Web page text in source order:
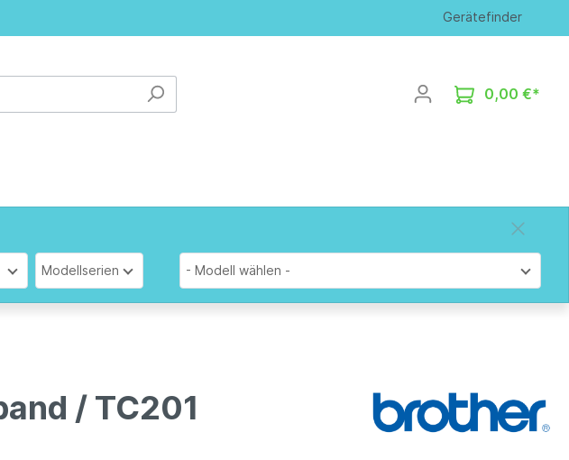
Gerätefinder
0,00 €*
Modellserien - Modell wählen -
/ TC201